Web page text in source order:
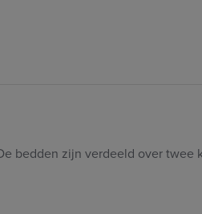
bedden zijn verdeeld over twee